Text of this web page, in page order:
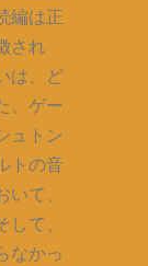
編は正
され
は、ど
。ゲー
ュトン
トの音
て、
て、
なかっ